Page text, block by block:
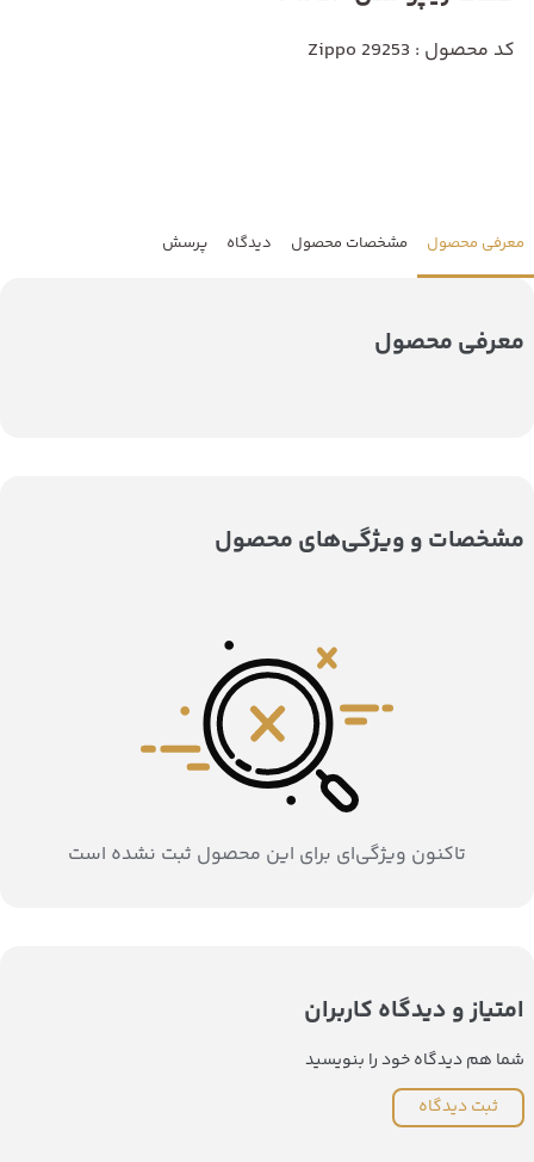
کد محصول : Zippo 29253
معرفی محصول مشخصات محصول دیدگاه پرسش
معرفی محصول
مشخصات و ویژگی‌های محصول
تاکنون ویژگی‌ای برای این محصول ثبت نشده است
امتیاز و دیدگاه کاربران
شما هم دیدگاه خود را بنویسید
ثبت دیدگاه